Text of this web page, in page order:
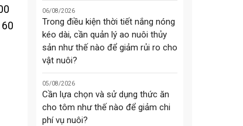
06/08/2026
Trong điều kiện thời tiết nắng nóng
kéo dài, cần quản lý ao nuôi thủy
sản như thế nào để giảm rủi ro cho
vật nuôi?
05/08/2026
Cần lựa chọn và sử dụng thức ăn
cho tôm như thế nào để giảm chi
phí vụ nuôi?